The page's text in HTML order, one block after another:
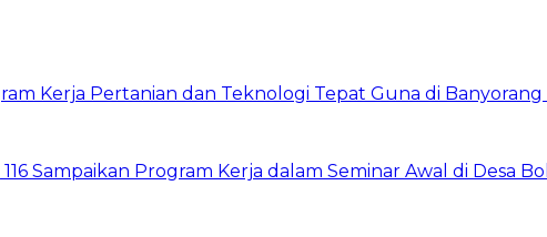
Kerja Pertanian dan Teknologi Tepat Guna di Banyorang
Sampaikan Program Kerja dalam Seminar Awal di Desa